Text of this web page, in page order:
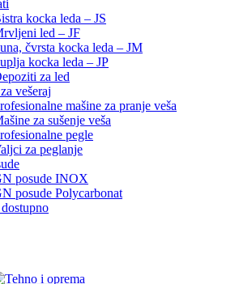
kocka leda – JS
led – JF
čvrsta kocka leda – JM
kocka leda – JP
za led
vešeraj
mašine za pranje veša
za sušenje veša
pegle
za peglanje
posude INOX
posude Polycarbonat